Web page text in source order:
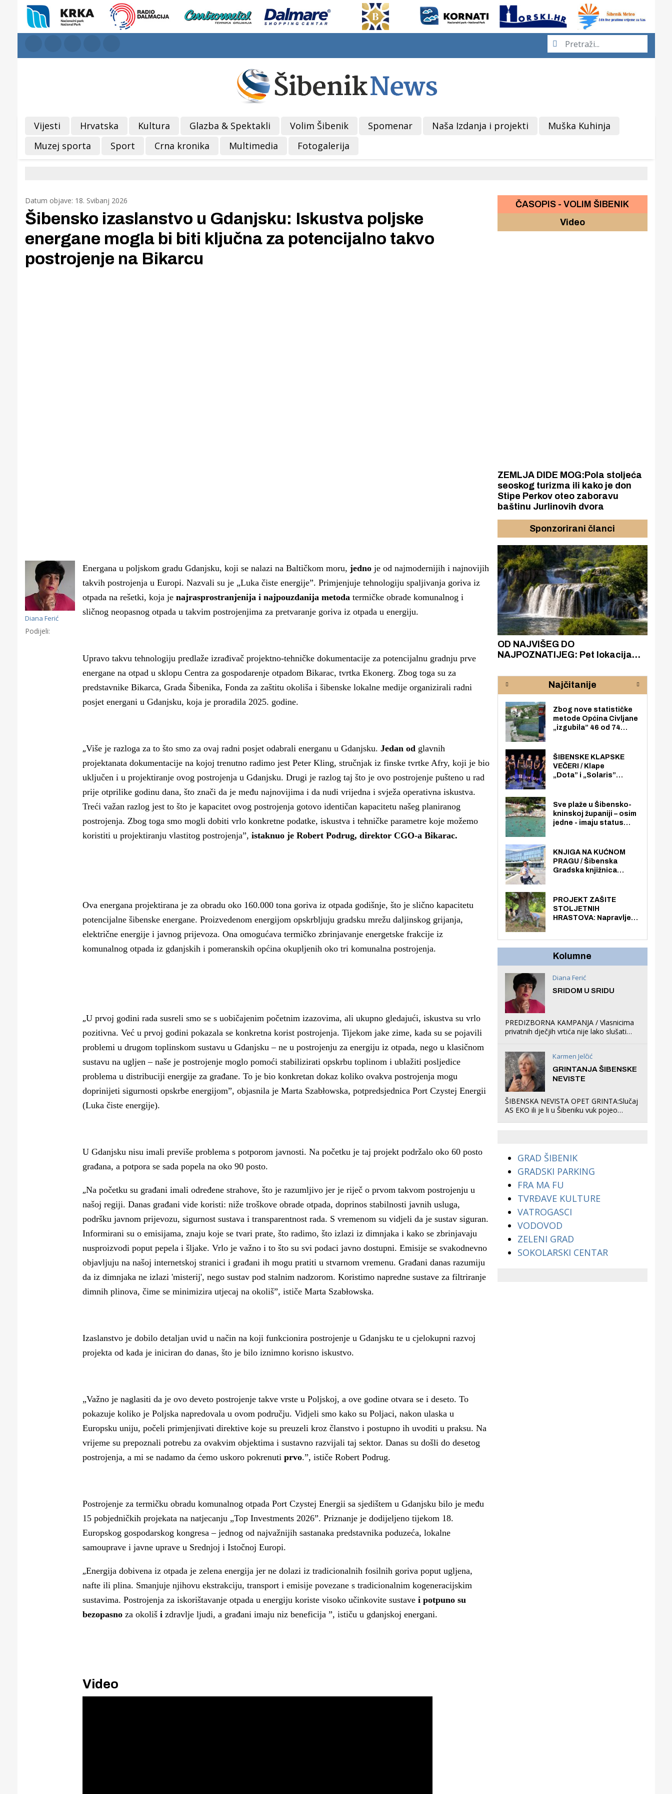
Vijesti Hrvatska Kultura Glazba & Spektakli Volim Šibenik Spomenar Naša Izdanja i projekti
Muška Kuhinja
Muzej sporta
Sport Crna kronika Multimedia Fotogalerija
Datum objave: 18. Svibanj 2026
Šibensko izaslanstvo u Gdanjsku: Iskustva poljske
energane mogla bi biti ključna za potencijalno takvo
postrojenje na Bikarcu
Diana Ferić
Podijeli:
Energana u poljskom gradu Gdanjsku, koji se nalazi na Baltičkom moru, jednoje od najmodernijih i najnovijih
takvih postrojenja u Europi. Nazvali su je „Luka čiste energije”. Primjenjuje tehnologiju spaljivanja goriva iz
otpada na rešetki, koja je najrasprostranjenija i najpouzdanija metodatermičke obrade komunalnog i
sličnog neopasnog otpada u takvim postrojenjima za pretvaranje goriva iz otpada u energiju.
Upravo takvu tehnologiju predlaže izrađivač projektno-tehničke dokumentacije za potencijalnu gradnju prve
energane na otpad u sklopu Centra za gospodarenje otpadom Bikarac, tvrtka Ekonerg. Zbog toga su za
predstavnike Bikarca, Grada Šibenika, Fonda za zaštitu okoliša i šibenske lokalne medije organizirali radni
posjet energani u Gdanjsku, koja je proradila 2025. godine.
„Više je razloga za to što smo za ovaj radni posjet odabrali energanu u Gdanjsku. Jedan odglavnih
projektanata dokumentacije na kojoj trenutno radimo jest Peter Kling, stručnjak iz finske tvrtke Afry, koji je bio
uključen i u projektiranje ovog postrojenja u Gdanjsku. Drugi je razlog taj što je ovo postrojenje pušteno u rad
prije otprilike godinu dana, što znači da je među najnovijima i da nudi vrijedna i svježa operativna iskustva.
Treći važan razlog jest to što je kapacitet ovog postrojenja gotovo identičan kapacitetu našeg planiranog
postrojenja. Zbog toga smo mogli dobiti vrlo konkretne podatke, iskustva i tehničke parametre koje možemo
koristiti u projektiranju vlastitog postrojenja”, istaknuo je Robert Podrug, direktor CGO-a Bikarac.
Ova energana projektirana je za obradu oko 160.000 tona goriva iz otpada godišnje, što je slično kapacitetu
potencijalne šibenske energane. Proizvedenom energijom opskrbljuju gradsku mrežu daljinskog grijanja,
električne energije i javnog prijevoza. Ona omogućava termičko zbrinjavanje energetske frakcije iz
komunalnog otpada iz gdanjskih i pomeranskih općina okupljenih oko tri komunalna postrojenja.
„U prvoj godini rada susreli smo se s uobičajenim početnim izazovima, ali ukupno gledajući, iskustva su vrlo
pozitivna. Već u prvoj godini pokazala se konkretna korist postrojenja. Tijekom jake zime, kada su se pojavili
problemi u drugom toplinskom sustavu u Gdanjsku – ne u postrojenju za energiju iz otpada, nego u klasičnom
sustavu na ugljen – naše je postrojenje moglo pomoći stabilizirati opskrbu toplinom i ublažiti posljedice
problema u distribuciji energije za građane. To je bio konkretan dokaz koliko ovakva postrojenja mogu
doprinijeti sigurnosti opskrbe energijom”, objasnila je Marta Szabłowska, potpredsjednica Port Czystej Energii
(Luka čiste energije).
U Gdanjsku nisu imali previše problema s potporom javnosti. Na početku je taj projekt podržalo oko 60 posto
građana, a potpora se sada popela na oko 90 posto.
„Na početku su građani imali određene strahove, što je razumljivo jer je riječ o prvom takvom postrojenju u
našoj regiji. Danas građani vide koristi: niže troškove obrade otpada, doprinos stabilnosti javnih usluga,
podršku javnom prijevozu, sigurnost sustava i transparentnost rada. S vremenom su vidjeli da je sustav siguran.
Informirani su o emisijama, znaju koje se tvari prate, što radimo, što izlazi iz dimnjaka i kako se zbrinjavaju
nusproizvodi poput pepela i šljake. Vrlo je važno i to što su svi podaci javno dostupni. Emisije se svakodnevno
objavljuju na našoj internetskoj stranici i građani ih mogu pratiti u stvarnom vremenu. Građani danas razumiju
da iz dimnjaka ne izlazi 'misterij', nego sustav pod stalnim nadzorom. Koristimo napredne sustave za filtriranje
dimnih plinova, čime se minimizira utjecaj na okoliš”, ističe Marta Szabłowska.
Izaslanstvo je dobilo detaljan uvid u način na koji funkcionira postrojenje u Gdanjsku te u cjelokupni razvoj
projekta od kada je iniciran do danas, što je bilo iznimno korisno iskustvo.
„Važno je naglasiti da je ovo deveto postrojenje takve vrste u Poljskoj, a ove godine otvara se i deseto. To
pokazuje koliko je Poljska napredovala u ovom području. Vidjeli smo kako su Poljaci, nakon ulaska u
Europsku uniju, počeli primjenjivati direktive koje su preuzeli kroz članstvo i postupno ih uvoditi u praksu. Na
vrijeme su prepoznali potrebu za ovakvim objektima i sustavno razvijali taj sektor. Danas su došli do desetog
postrojenja, a mi se nadamo da ćemo uskoro pokrenuti prvo.”, ističe Robert Podrug.
Postrojenje za termičku obradu komunalnog otpada Port Czystej Energii sa sjedištem u Gdanjsku bilo je među
15 pobjedničkih projekata na natjecanju „Top Investments 2026”. Priznanje je dodijeljeno tijekom 18.
Europskog gospodarskog kongresa – jednog od najvažnijih sastanaka predstavnika poduzeća, lokalne
samouprave i javne uprave u Srednjoj i Istočnoj Europi.
„Energija dobivena iz otpada je zelena energija jer ne dolazi iz tradicionalnih fosilnih goriva poput ugljena,
nafte ili plina. Smanjuje njihovu ekstrakciju, transport i emisije povezane s tradicionalnim kogeneracijskim
sustavima. Postrojenja za iskorištavanje otpada u energiju koriste visoko učinkovite sustave i potpuno su
bezopasnoza okoliš izdravlje ljudi, a građani imaju niz beneficija ”, ističu u gdanjskoj energani.
Video
ČASOPIS - VOLIM ŠIBENIK
Video
ZEMLJA DIDE MOG:Pola stoljeća
seoskog turizma ili kako je don
Stipe Perkov oteo zaboravu
baštinu Jurlinovih dvora
Sponzorirani članci
Otkrijte hostel Titius u
edukativnom kampusu NP Krka u
Puljanima
električnih autobusa: izgrađeno
12 punionica na kolodvoru
NAJPOZNATIJEG: Pet lokacija
koje otkrivaju različitost slapova
rijeke Krke
ZAVRŠNICA TROKUT
AKADEMIJE: Sutra susret ideja,
sudjelovati u stvaranju
poduzetničke budućnosti lokalne
zajednice
Najčitanije
Zbog nove statističke
metode Općina Civljane
„izgubila” 46 od 74
nego radno sposobnih
osoba među svojih 170
stanovnika.
ŠIBENSKE KLAPSKE
VEČERI / Klape
„Dota” i „Solaris”
loži
Sve plaže u Šibensko-
kninskoj županiji – osim
jedne - imaju status
općoj upotrebi. Pristup
je slobodan i besplatan
za sve građane i
KNJIGA NA KUĆNOM
PRAGU / Šibenska
Gradska knjižnica
knjiga na kućnu adresu
električnim biciklom.
PROJEKT ZAŠITE
STOLJETNIH
HRASTOVA: Napravljen
Kolumne
Diana Ferić
SRIDOM U SRIDU
PREDIZBORNA KAMPANJA / Vlasnicima
privatnih dječjih vrtića nije lako slušati
što oni rade u Šibeniku ne postoji
Karmen Jelčić
GRINTANJA ŠIBENSKE
NEVISTE
ŠIBENSKA NEVISTA OPET GRINTA:Slučaj
AS EKO ili je li u Šibeniku vuk pojeo
GRAD ŠIBENIK
GRADSKI PARKING
FRA MA FU
TVRĐAVE KULTURE
VATROGASCI
VODOVOD
ZELENI GRAD
SOKOLARSKI CENTAR